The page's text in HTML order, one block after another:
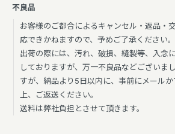
不良品
お客様のご都合によるキャンセル・返品・
応できかねますので、予めご了承ください。
出荷の際には、汚れ、破損、縫製等、入念
しておりますが、万一不良品などございま
すが、納品より5日以内に、事前にメール
上、ご返送ください。
送料は弊社負担とさせて頂きます。